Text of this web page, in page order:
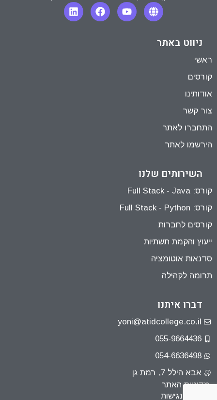
ניווט באתר
ראשי
קורסים
אודותינו
צור קשר
התחברו לאתר
הירשמו לאתר
השירותים שלנו
קורס: Full Stack - Java
קורס: Full Stack - Python
קורסים לחברות
ייעוץ והקמת תשתיות
סדנאות אוטומציה
תרומה לקהילה
דברו איתנו
yoni@atidcollege.co.il
055-9664436
054-6636498
אבא הילל 7, רמת גן
מדיניות האתר
הצהרת נגישות